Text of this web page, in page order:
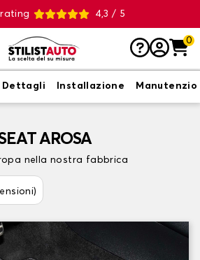
4,3 / 5
0
Dettagli Installazione
AROSA
nella nostra fabbrica